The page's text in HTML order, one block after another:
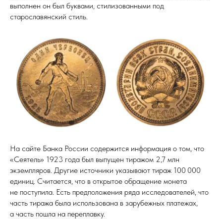
выполнен он был буквами, стилизованными под
старославянский стиль.
На сайте Банка России содержится информация о том, что
«Сеятель» 1923 года был выпущен тиражом 2,7 млн
экземпляров. Другие источники указывают тираж 100 000
единиц. Считается, что в открытое обращение монета
не поступила. Есть предположения ряда исследователей, что
часть тиража была использована в зарубежных платежах,
а часть пошла на переплавку.